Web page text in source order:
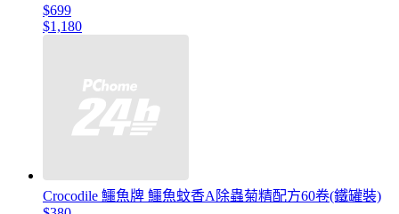
$699
$1,180
Crocodile 鱷魚牌 鱷魚蚊香A除蟲菊精配方60卷(鐵罐裝)